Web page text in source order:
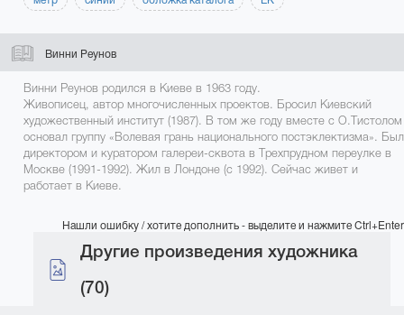
Винни Реунов
Винни Реунов родился в Киеве в 1963 году.
Живописец, автор многочисленных проектов. Бросил Киевский
художественный институт (1987). В том же году вместе с О.Тистолом
основал группу «Волевая грань национального постэклектизма». Был
директором и куратором галереи-сквота в Трехпрудном переулке в
Москве (1991-1992). Жил в Лондоне (с 1992). Сейчас живет и
работает в Киеве.
Нашли ошибку / хотите дополнить - выделите и нажмите Ctrl+Enter
Другие произведения художника
(70)